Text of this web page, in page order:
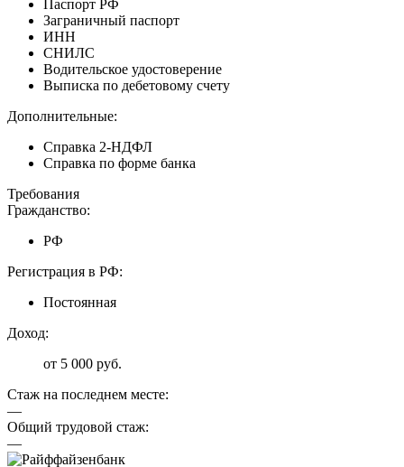
Паспорт РФ
Заграничный паспорт
ИНН
СНИЛС
Водительское удостоверение
Выписка по дебетовому счету
Дополнительные:
Справка 2-НДФЛ
Справка по форме банка
Требования
Гражданство:
РФ
Регистрация в РФ:
Постоянная
Доход:
от 5 000 руб.
Стаж на последнем месте:
—
Общий трудовой стаж:
—